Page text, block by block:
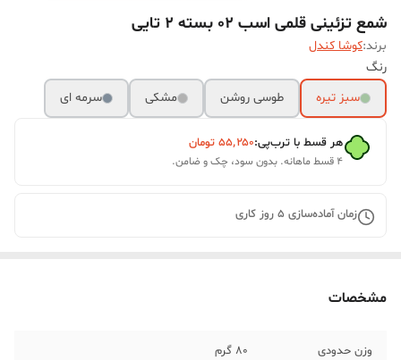
شمع تزئینی قلمی اسب 02 بسته 2 تایی
برند:کوشا کندل
رنگ
سبز تیره
طوسی روشن مشکی سرمه ای
هر قسط با ترب‌پی:۵۵٬۲۵۰ تومان
۴ قسط ماهانه. بدون سود، چک و ضامن.
زمان آماده‌سازی 5 روز کاری
مشخصات
وزن حدودی 80 گرم